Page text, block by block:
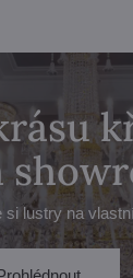
si lustry na